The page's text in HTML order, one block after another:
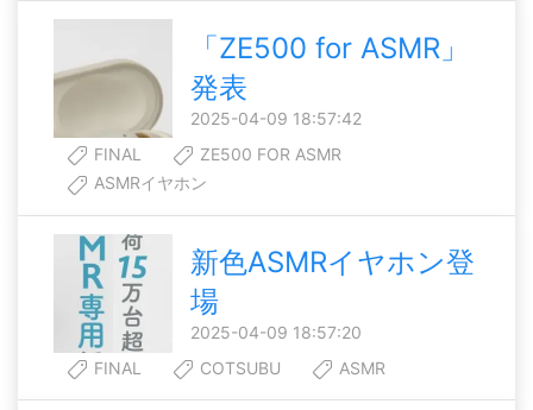
「ZE500 for ASMR」
発表
2025-04-09 18:57:42
FINAL
ZE500 FOR ASMR
ASMRイヤホン
新色ASMRイヤホン登
場
2025-04-09 18:57:20
FINAL
COTSUBU ASMR